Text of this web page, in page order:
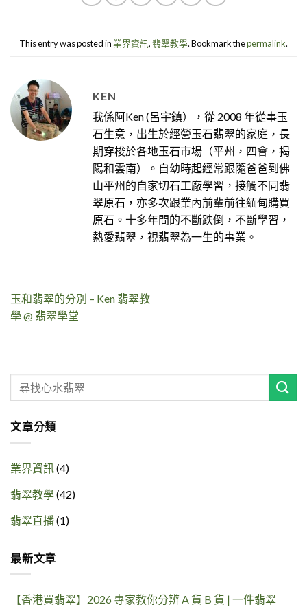
This entry was posted in業界資訊,翡翠教學. Bookmark thepermalink.
KEN
我係阿Ken (呂宇鎮），從 2008 年從事玉
石生意，出生於經營玉石翡翠的家庭，長
期穿梭於各地玉石市場（平州，四會，揭
陽和雲南）。自幼時起經常跟隨爸爸到佛
山平州的自家切石工廠學習，接觸不同翡
翠原石，亦多次跟業內前輩前往緬甸購買
原石。十多年間的不斷跌倒，不斷學習，
熱愛翡翠，視翡翠為一生的事業。
玉和翡翠的分別 – Ken 翡翠教
學 @ 翡翠學堂
文章分類
業界資訊(4)
翡翠教學(42)
翡翠直播(1)
最新文章
【香港買翡翠】2026 專家教你分辨 A 貨 B 貨 | 一件翡翠